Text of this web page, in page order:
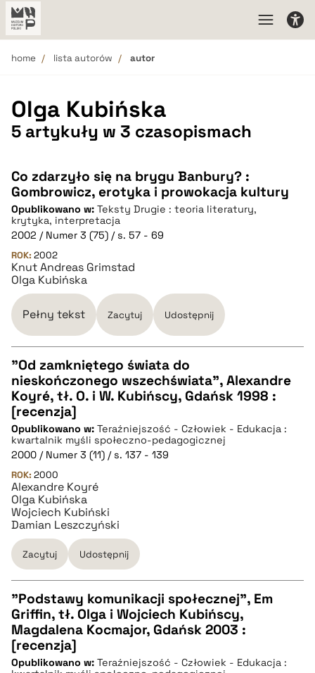
home lista autorów autor
Olga Kubińska
5 artykuły w 3 czasopismach
Co zdarzyło się na brygu Banbury? :
Gombrowicz, erotyka i prowokacja kultury
Opublikowano w: Teksty Drugie : teoria literatury,
krytyka, interpretacja
2002 / Numer 3 (75) / s. 57 - 69
ROK: 2002
Knut Andreas Grimstad
Olga Kubińska
Pełny tekst Zacytuj Udostępnij
CZYSTY TEKST
pobierz cytat
BIBTEX
pobierz cytat
"Od zamkniętego świata do
nieskończonego wszechświata", Alexandre
Koyré, tł. O. i W. Kubińscy, Gdańsk 1998 :
[recenzja]
Opublikowano w: Teraźniejszość - Człowiek - Edukacja :
kwartalnik myśli społeczno-pedagogicznej
2000 / Numer 3 (11) / s. 137 - 139
ROK: 2000
Alexandre Koyré
Olga Kubińska
Wojciech Kubiński
Damian Leszczyński
Zacytuj Udostępnij
CZYSTY TEKST
pobierz cytat
"Podstawy komunikacji społecznej", Em
Griffin, tł. Olga i Wojciech Kubińscy,
Magdalena Kocmajor, Gdańsk 2003 :
[recenzja]
Opublikowano w: Teraźniejszość - Człowiek - Edukacja :